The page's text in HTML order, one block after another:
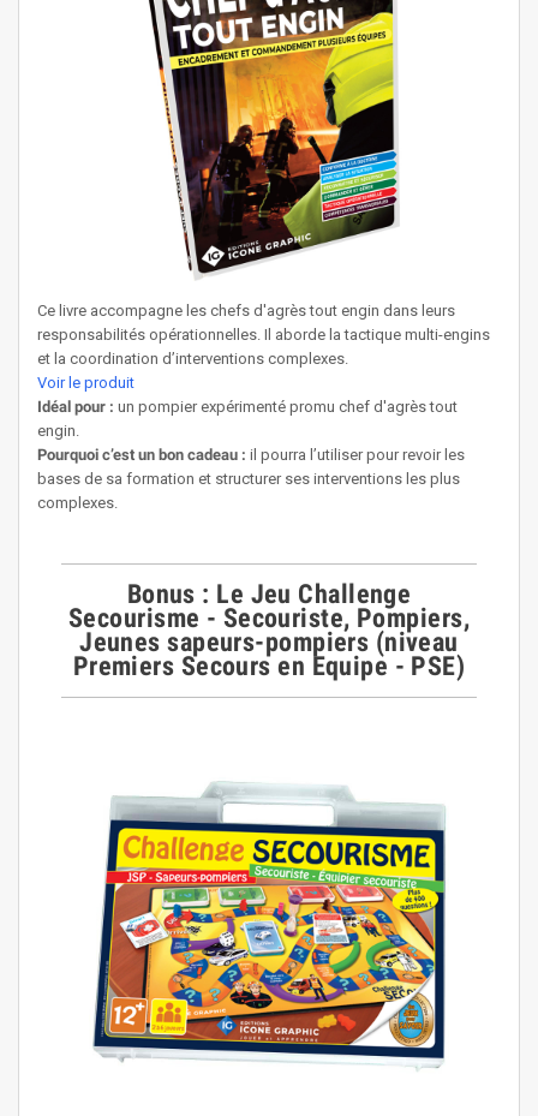
Ce livre accompagne les chefs d'agrès tout engin dans leurs
responsabilités opérationnelles. Il aborde la tactique multi-engins
et la coordination d’interventions complexes.
Voir le produit
Idéal pour : un pompier expérimenté promu chef d'agrès tout
engin.
Pourquoi c’est un bon cadeau : il pourra l’utiliser pour revoir les
bases de sa formation et structurer ses interventions les plus
complexes.
Bonus : Le Jeu Challenge
Secourisme - Secouriste, Pompiers,
Jeunes sapeurs-pompiers (niveau
Premiers Secours en Equipe - PSE)